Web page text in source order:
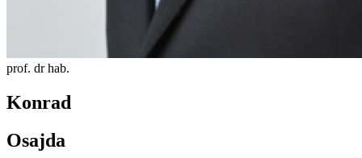
prof. dr hab.
Konrad
Osajda